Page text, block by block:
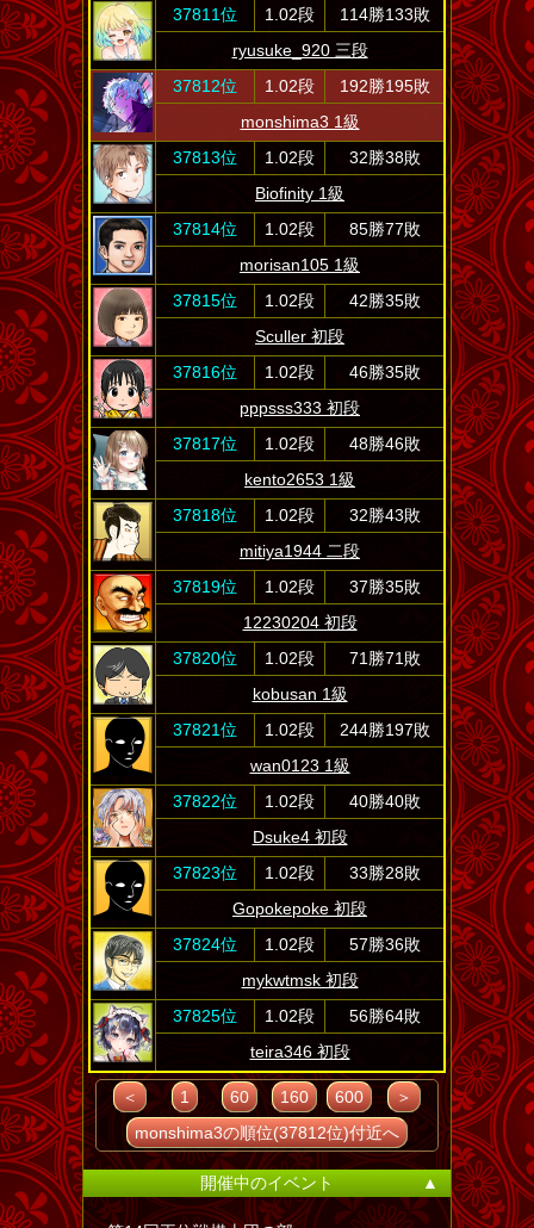
37811位
1.02段
114勝133敗
ryusuke_920 三段
37812位
1.02段
192勝195敗
monshima3 1級
37813位
1.02段
32勝38敗
Biofinity 1級
37814位
1.02段
85勝77敗
morisan105 1級
37815位
1.02段
42勝35敗
Sculler 初段
37816位
1.02段
46勝35敗
pppsss333 初段
37817位
1.02段
48勝46敗
kento2653 1級
37818位
1.02段
32勝43敗
mitiya1944 二段
37819位
1.02段
37勝35敗
12230204 初段
37820位
1.02段
71勝71敗
kobusan 1級
37821位
1.02段
244勝197敗
wan0123 1級
37822位
1.02段
40勝40敗
Dsuke4 初段
37823位
1.02段
33勝28敗
Gopokepoke 初段
37824位
1.02段
57勝36敗
mykwtmsk 初段
37825位
1.02段
56勝64敗
teira346 初段
＜ 1 60 160 600
＞
monshima3の順位(37812位)付近へ
開催中のイベント ▲